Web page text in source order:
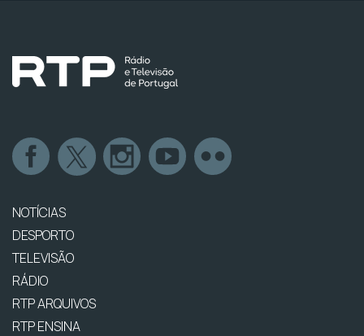
NOTÍCIAS
DESPORTO
TELEVISÃO
RÁDIO
RTP ARQUIVOS
RTP ENSINA